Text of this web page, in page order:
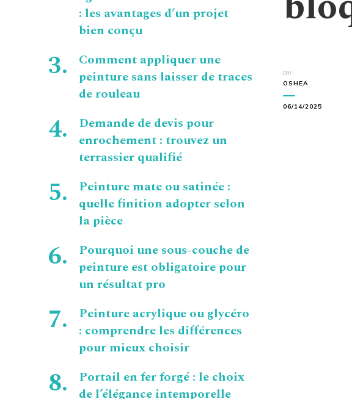
par
OSHEA
06/14/2025
: les avantages d’un projet
bien conçu
Comment appliquer une
peinture sans laisser de traces
de rouleau
Demande de devis pour
enrochement : trouvez un
terrassier qualifié
Peinture mate ou satinée :
quelle finition adopter selon
la pièce
Pourquoi une sous-couche de
peinture est obligatoire pour
un résultat pro
Peinture acrylique ou glycéro
: comprendre les différences
pour mieux choisir
Portail en fer forgé : le choix
de l’élégance intemporelle